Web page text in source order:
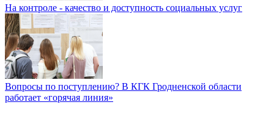
На контроле - качество и доступность социальных услуг
Вопросы по поступлению? В КГК Гродненской области
работает «горячая линия»